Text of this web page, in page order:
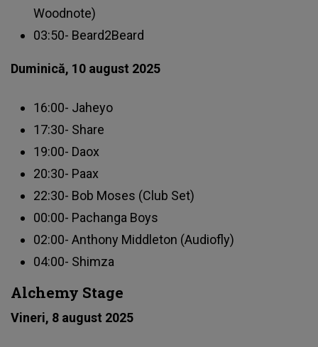
Woodnote)
03:50- Beard2Beard
Duminică, 10 august 2025
16:00- Jaheyo
17:30- Share
19:00- Daox
20:30- Paax
22:30- Bob Moses (Club Set)
00:00- Pachanga Boys
02:00- Anthony Middleton (Audiofly)
04:00- Shimza
Alchemy Stage
Vineri, 8 august 2025